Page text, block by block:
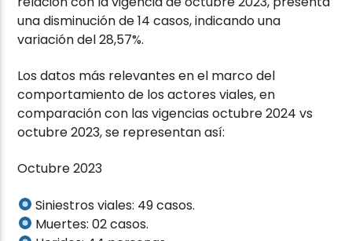
una disminución de 14 casos, indicando una
variación del 28,57%.
Los datos más relevantes en el marco del
comportamiento de los actores viales, en
comparación con las vigencias octubre 2024 vs
octubre 2023, se representan así:
Octubre 2023
Siniestros viales: 49 casos.
Muertes: 02 casos.